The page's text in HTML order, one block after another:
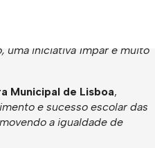
uma iniciativa ímpar e muito
Municipal de Lisboa,
e sucesso escolar das
a igualdade de